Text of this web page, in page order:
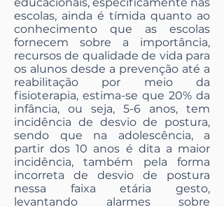
escolas, ainda é tímida quanto ao
conhecimento que as escolas
fornecem sobre a importância,
recursos de qualidade de vida para
os alunos desde a prevenção até a
reabilitação por meio da
fisioterapia, estima-se que 20% da
infância, ou seja, 5-6 anos, tem
incidência de desvio de postura,
sendo que na adolescência, a
partir dos 10 anos é dita a maior
incidência, também pela forma
incorreta de desvio de postura
nessa faixa etária gesto,
levantando alarmes sobre